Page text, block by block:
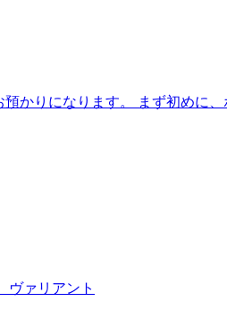
かりになります。 まず初めに
ヴァリアント